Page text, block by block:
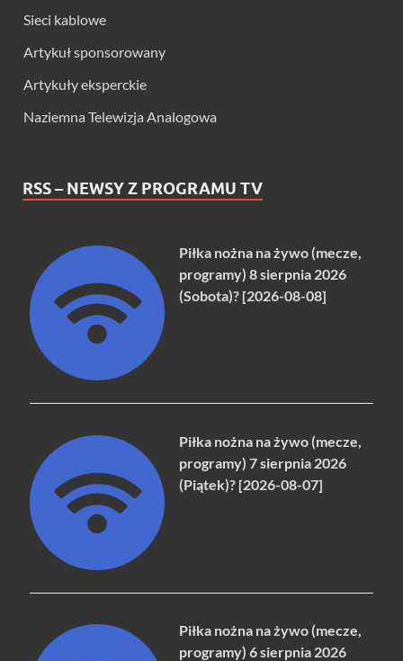
Sieci kablowe
Artykuł sponsorowany
Artykuły eksperckie
Naziemna Telewizja Analogowa
RSS – NEWSY Z PROGRAMU TV
Piłka nożna na żywo (mecze,
programy) 8 sierpnia 2026
(Sobota)? [2026-08-08]
Piłka nożna na żywo (mecze,
programy) 7 sierpnia 2026
(Piątek)? [2026-08-07]
Piłka nożna na żywo (mecze,
programy) 6 sierpnia 2026